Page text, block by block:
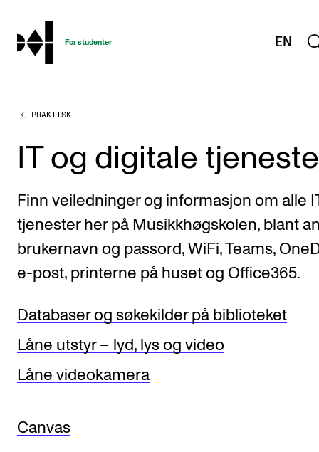
hjem
For studenter EN
STUDIENE
Eksamen, arbeidskrav og vitnemål
Studieplaner og emner
Studiekalender
Tilrettelegging og fritak
Timeplaner og undervisning
Valgemner
KONSERTER
Gjennomføre konserter og arrangementer
Offentlige konserter
PRAKTISK
IT og digitale
Finn veiledninger og informasjon om alle
tjenester her på Musikkhøgskolen, blant
brukernavn og passord, WiFi, Teams,
e-post, printerne på huset og Office365.
Databaser og søkekilder på biblioteket
Låne utstyr – lyd, lys og video
Låne videokamera
Canvas